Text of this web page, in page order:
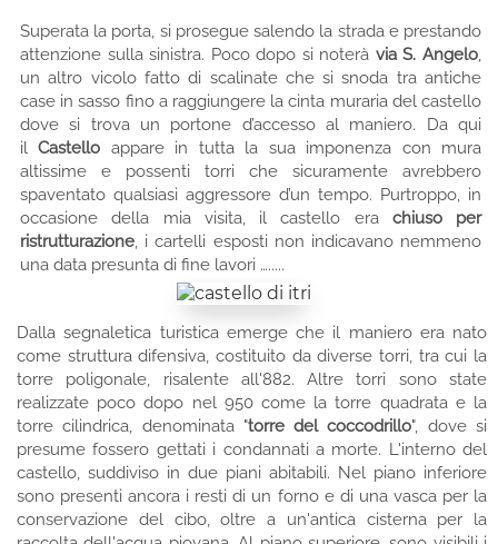
Superata la porta, si prosegue salendo la strada e prestando
attenzione sulla sinistra. Poco dopo si noterà via S. Angelo,
un altro vicolo fatto di scalinate che si snoda tra antiche
case in sasso fino a raggiungere la cinta muraria del castello
dove si trova un portone d’accesso al maniero. Da qui
ilCastello appare in tutta la sua imponenza con mura
altissime e possenti torri che sicuramente avrebbero
spaventato qualsiasi aggressore d’un tempo. Purtroppo, in
occasione della mia visita, il castello erachiuso per
ristrutturazione, i cartelli esposti non indicavano nemmeno
una data presunta di fine lavori ….....
Dalla segnaletica turistica emerge che il maniero era nato
come struttura difensiva, costituito da diverse torri, tra cui la
torre poligonale, risalente all'882. Altre torri sono state
realizzate poco dopo nel 950 come la torre quadrata e la
torre cilindrica, denominata "torre del coccodrillo", dove si
presume fossero gettati i condannati a morte. L'interno del
castello, suddiviso in due piani abitabili. Nel piano inferiore
sono presenti ancora i resti di un forno e di una vasca per la
conservazione del cibo, oltre a un'antica cisterna per la